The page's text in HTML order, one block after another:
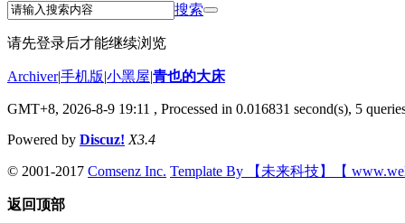
搜索
请先登录后才能继续浏览
Archiver|手机版|小黑屋|青也的大床
GMT+8, 2026-8-9 19:11 , Processed in 0.016831 second(s), 5
Powered by Discuz! X3.4
© 2001-2017 Comsenz Inc. Template By 【未来科技】【
返回顶部